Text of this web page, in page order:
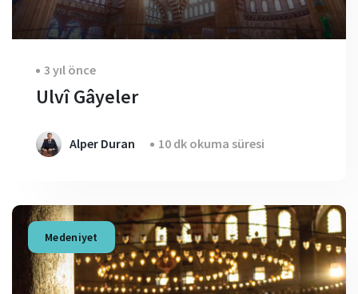
3 yıl önce
Ulvî Gâyeler
Alper Duran 10 dk okuma süresi
Medeniyet